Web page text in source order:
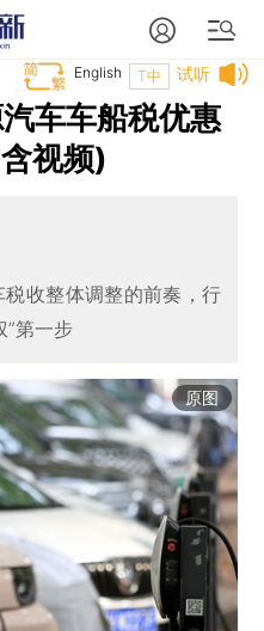
试听
T中
English
车车船税优惠
视频)
收整体调整的前奏，行
”第一步
原图